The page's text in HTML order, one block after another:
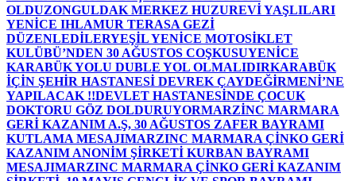
OLDUZONGULDAK MERKEZ HUZUREVİ YAŞLILARI
YENİCE IHLAMUR TERASA GEZİ
DÜZENLEDİLERYEŞİL YENİCE MOTOSİKLET
KULÜBÜ’NDEN 30 AĞUSTOS COŞKUSUYENİCE
KARABÜK YOLU DUBLE YOL OLMALIDIRKARABÜK
İÇİN ŞEHİR HASTANESİ DEVREK ÇAYDEĞİRMENİ’NE
YAPILACAK !!DEVLET HASTANESİNDE ÇOCUK
DOKTORU GÖZ DOLDURUYORMARZİNC MARMARA
GERİ KAZANIM A.Ş, 30 AĞUSTOS ZAFER BAYRAMI
KUTLAMA MESAJIMARZINC MARMARA ÇİNKO GERİ
KAZANIM ANONİM ŞİRKETİ KURBAN BAYRAMI
MESAJIMARZINC MARMARA ÇİNKO GERİ KAZANIM